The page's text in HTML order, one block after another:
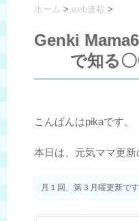
ホーム > web連載 >
Genki
で知る〇
こんばんはpikaです。
本日は、元気ママ更新
月１回、第３月曜更新です